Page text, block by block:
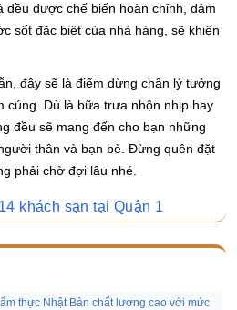
đều được chế biến hoàn chỉnh, đảm
sốt đặc biệt của nhà hàng, sẽ khiến
đây sẽ là điểm dừng chân lý tưởng
cúng. Dù là bữa trưa nhộn nhịp hay
đều sẽ mang đến cho bạn những
thân và bạn bè. Đừng quên đặt
phải chờ đợi lâu nhé.
khách sạn tại Quận 1
thực Nhật Bản chất lượng cao với mức